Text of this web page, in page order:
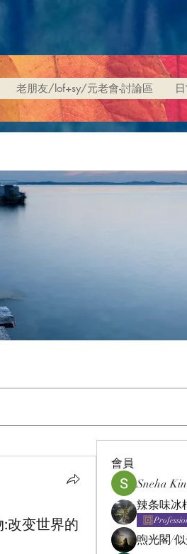
老朋友/lof+sy/元老會-討論區
改变世界的
會員
Sneha
煦光閣/